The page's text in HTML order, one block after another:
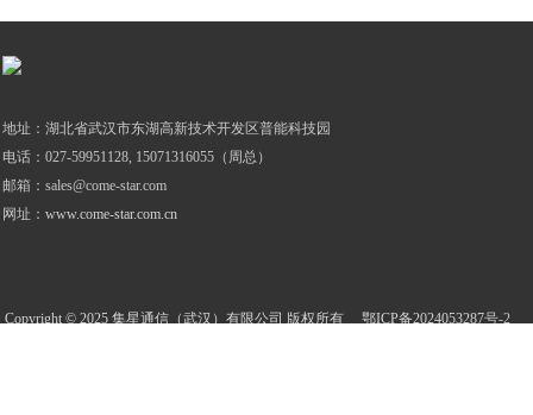
Copyright © 2025 集星通信（武汉）有限公司 版权所有 鄂ICP备2024053287号-2
地址：湖北省武汉市东湖高新技术开发区普能科技园
电话 ： 027-59951128, 15071316055（周总）
邮箱： sales@come-star.com
网址： www.come-star.com.cn